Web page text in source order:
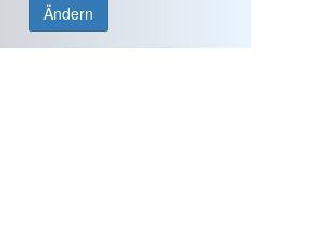
Ändern